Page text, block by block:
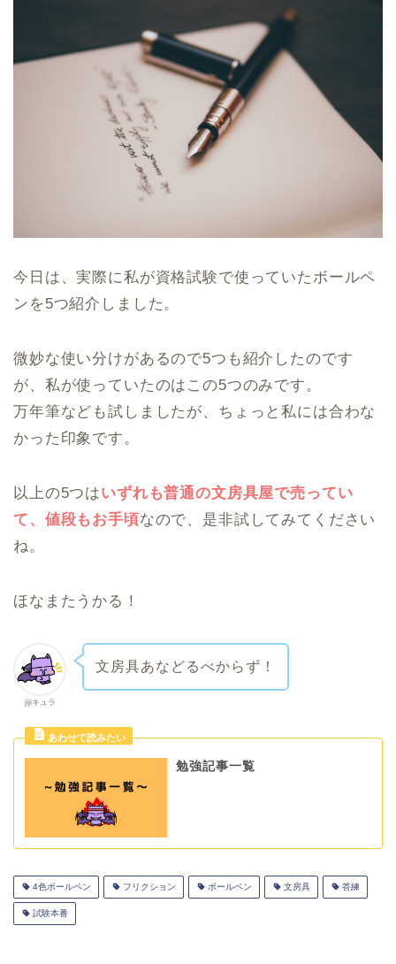
今日は、実際に私が資格試験で使っていたボールペ
ンを5つ紹介しました。
微妙な使い分けがあるので5つも紹介したのです
が、私が使っていたのはこの5つのみです。
万年筆なども試しましたが、ちょっと私には合わな
かった印象です。
以上の5つはいずれも普通の文房具屋で売ってい
て、値段もお手頃なので、是非試してみてください
ね。
ほなまたうかる！
jijiキュラ
文房具あなどるべからず！
勉強記事一覧
4色ボールペン フリクション ボールペン 文房具 答練
試験本番